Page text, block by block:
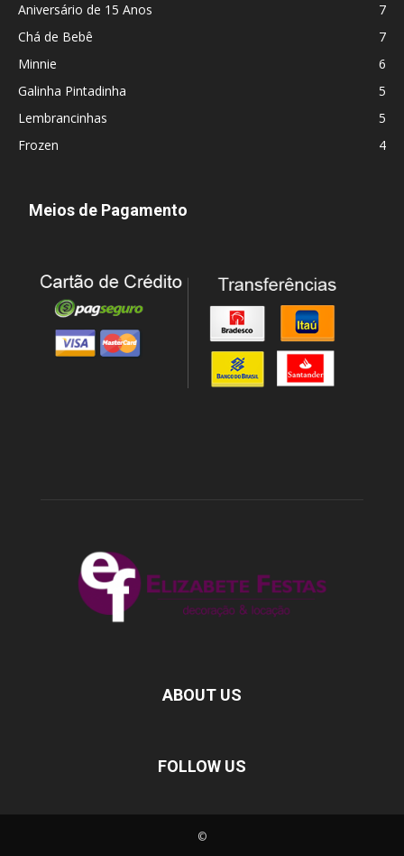
Aniversário de 15 Anos
7
Chá de Bebê
7
Minnie
6
Galinha Pintadinha
5
Lembrancinhas
5
Frozen
4
Meios de Pagamento
ABOUT US
FOLLOW US
©